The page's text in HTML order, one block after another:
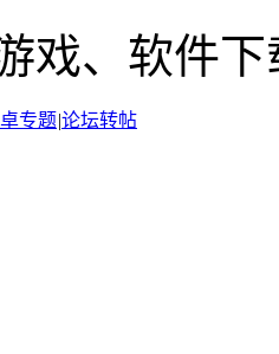
戏、软件下
专题|论坛转帖